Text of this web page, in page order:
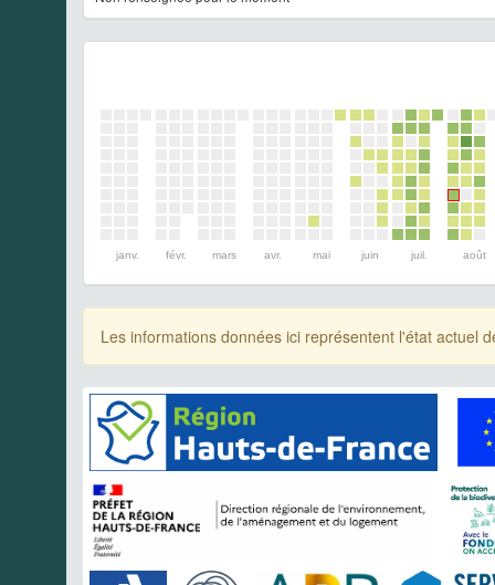
janv. févr. mars avr. mai juin juil. août
Les informations données ici représentent l'état actuel